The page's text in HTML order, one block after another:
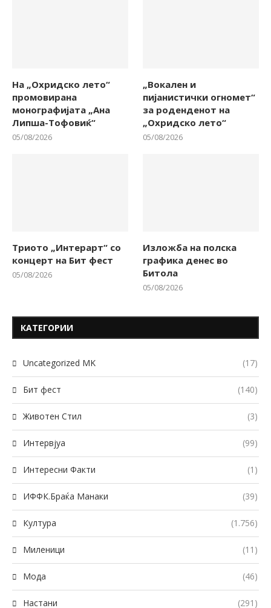
На „Охридско лето“
промовирана
монографијата „Ана
Липша-Тофовиќ“
05/08/2026
„Вокален и
пијанистички огномет“
за роденденот на
„Охридско лето“
05/08/2026
Триото „Интерарт“ со
концерт на Бит фест
05/08/2026
Изложба на полска
графика денес во
Битола
05/08/2026
КАТЕГОРИИ
Uncategorized MK (17)
Бит фест (140)
Животен Стил (3)
Интервјуа (99)
Интересни Факти (1)
ИФФК.Браќа Манаки (39)
Култура (1.756)
Миленици (11)
Мода (46)
Настани (291)